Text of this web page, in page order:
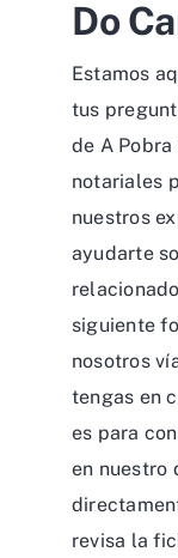
Do
Estamos
tus
de A
notariales
nuestros
ayudarte
siguiente
nosotros
tengas en
es para
en nuestro
revisa la